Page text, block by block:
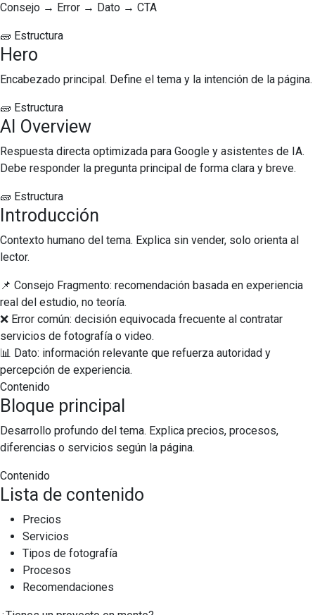
Consejo → Error → Dato → CTA
🧱 Estructura
Hero
Encabezado principal. Define el tema y la intención de la página.
🧱 Estructura
AI Overview
Respuesta directa optimizada para Google y asistentes de IA.
Debe responder la pregunta principal de forma clara y breve.
🧱 Estructura
Introducción
Contexto humano del tema. Explica sin vender, solo orienta al
lector.
📌 Consejo Fragmento: recomendación basada en experiencia
real del estudio, no teoría.
❌ Error común: decisión equivocada frecuente al contratar
servicios de fotografía o video.
📊 Dato: información relevante que refuerza autoridad y
percepción de experiencia.
Contenido
Bloque principal
Desarrollo profundo del tema. Explica precios, procesos,
diferencias o servicios según la página.
Contenido
Lista de contenido
Precios
Servicios
Tipos de fotografía
Procesos
Recomendaciones